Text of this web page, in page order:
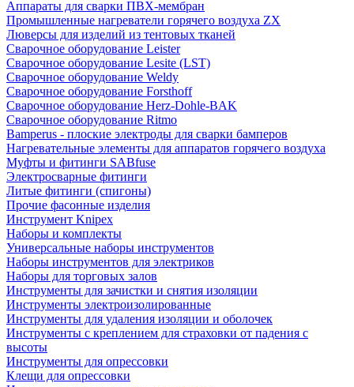
Аппараты для сварки ПВХ-мембран
Промышленные нагреватели горячего воздуха ZX
Люверсы для изделий из тентовых тканей
Сварочное оборудование Leister
Сварочное оборудование Lesite (LST)
Сварочное оборудование Weldy
Сварочное оборудование Forsthoff
Сварочное оборудование Herz-Dohle-BAK
Сварочное оборудование Ritmo
Bamperus - плоские электроды для сварки бамперов
Нагревательные элементы для аппаратов горячего воздуха
Муфты и фитинги SABfuse
Электросварные фитинги
Литые фитинги (спигоны)
Прочие фасонные изделия
Инструмент Knipex
Наборы и комплекты
Универсальные наборы инструментов
Наборы инструментов для электриков
Наборы для торговых залов
Инструменты для зачистки и снятия изоляции
Инструменты электроизолированные
Инструменты для удаления изоляции и оболочек
Инструменты с креплением для страховки от падения с
высоты
Инструменты для опрессовки
Клещи для опрессовки